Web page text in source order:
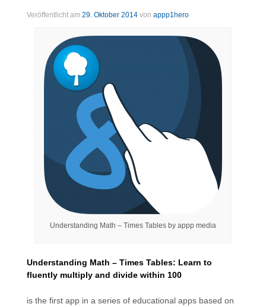
Veröffentlicht am 29. Oktober 2014 von appp1hero
Understanding Math – Times Tables by appp media
Understanding Math – Times Tables: Learn to
fluently multiply and divide within 100
is the first app in a series of educational apps based on